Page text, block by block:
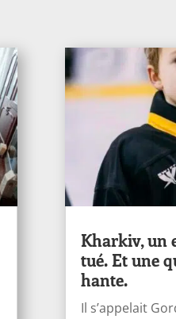
Kharkiv, un
tué. Et une
hante.
Il s’appelait